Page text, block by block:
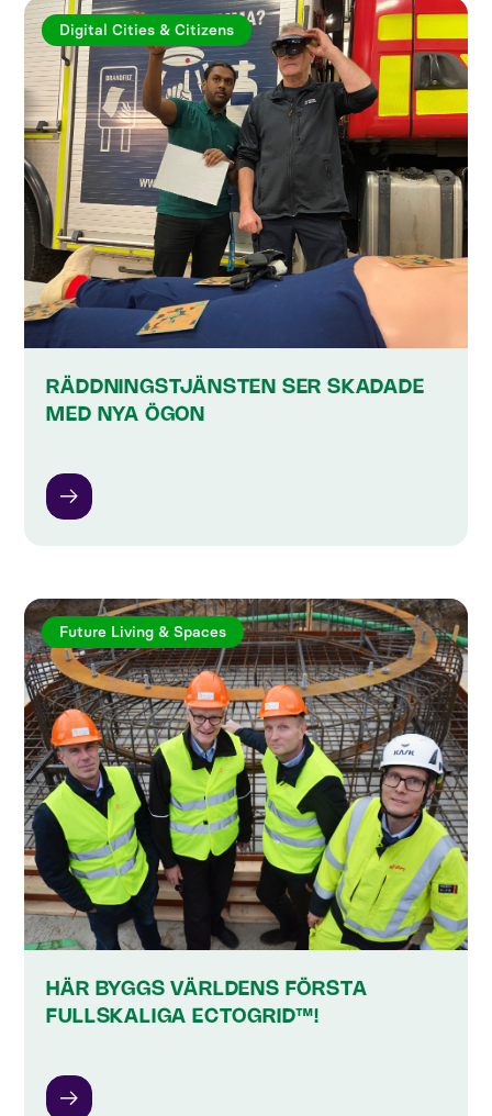
Digital Cities & Citizens
RÄDDNINGSTJÄNSTEN SER SKADADE
MED NYA ÖGON
Future Living & Spaces
HÄR BYGGS VÄRLDENS FÖRSTA
FULLSKALIGA ECTOGRID™!